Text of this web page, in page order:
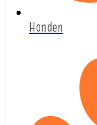
Honden